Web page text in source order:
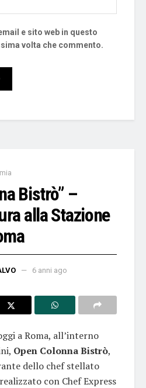
e sito web in questo
volta che commento.
Bistrò” –
alla Stazione
6 anni ago
a Roma, all’interno
Open Colonna Bistrò,
dello chef stellato
con Chef Express